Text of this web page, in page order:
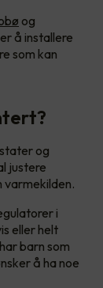
og
å installere
som kan
og
justere
varmekilden.
i
eller helt
barn som
å ha noe